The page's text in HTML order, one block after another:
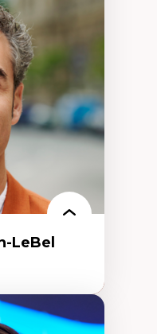
naturelles
territoire
francophone
LeBel